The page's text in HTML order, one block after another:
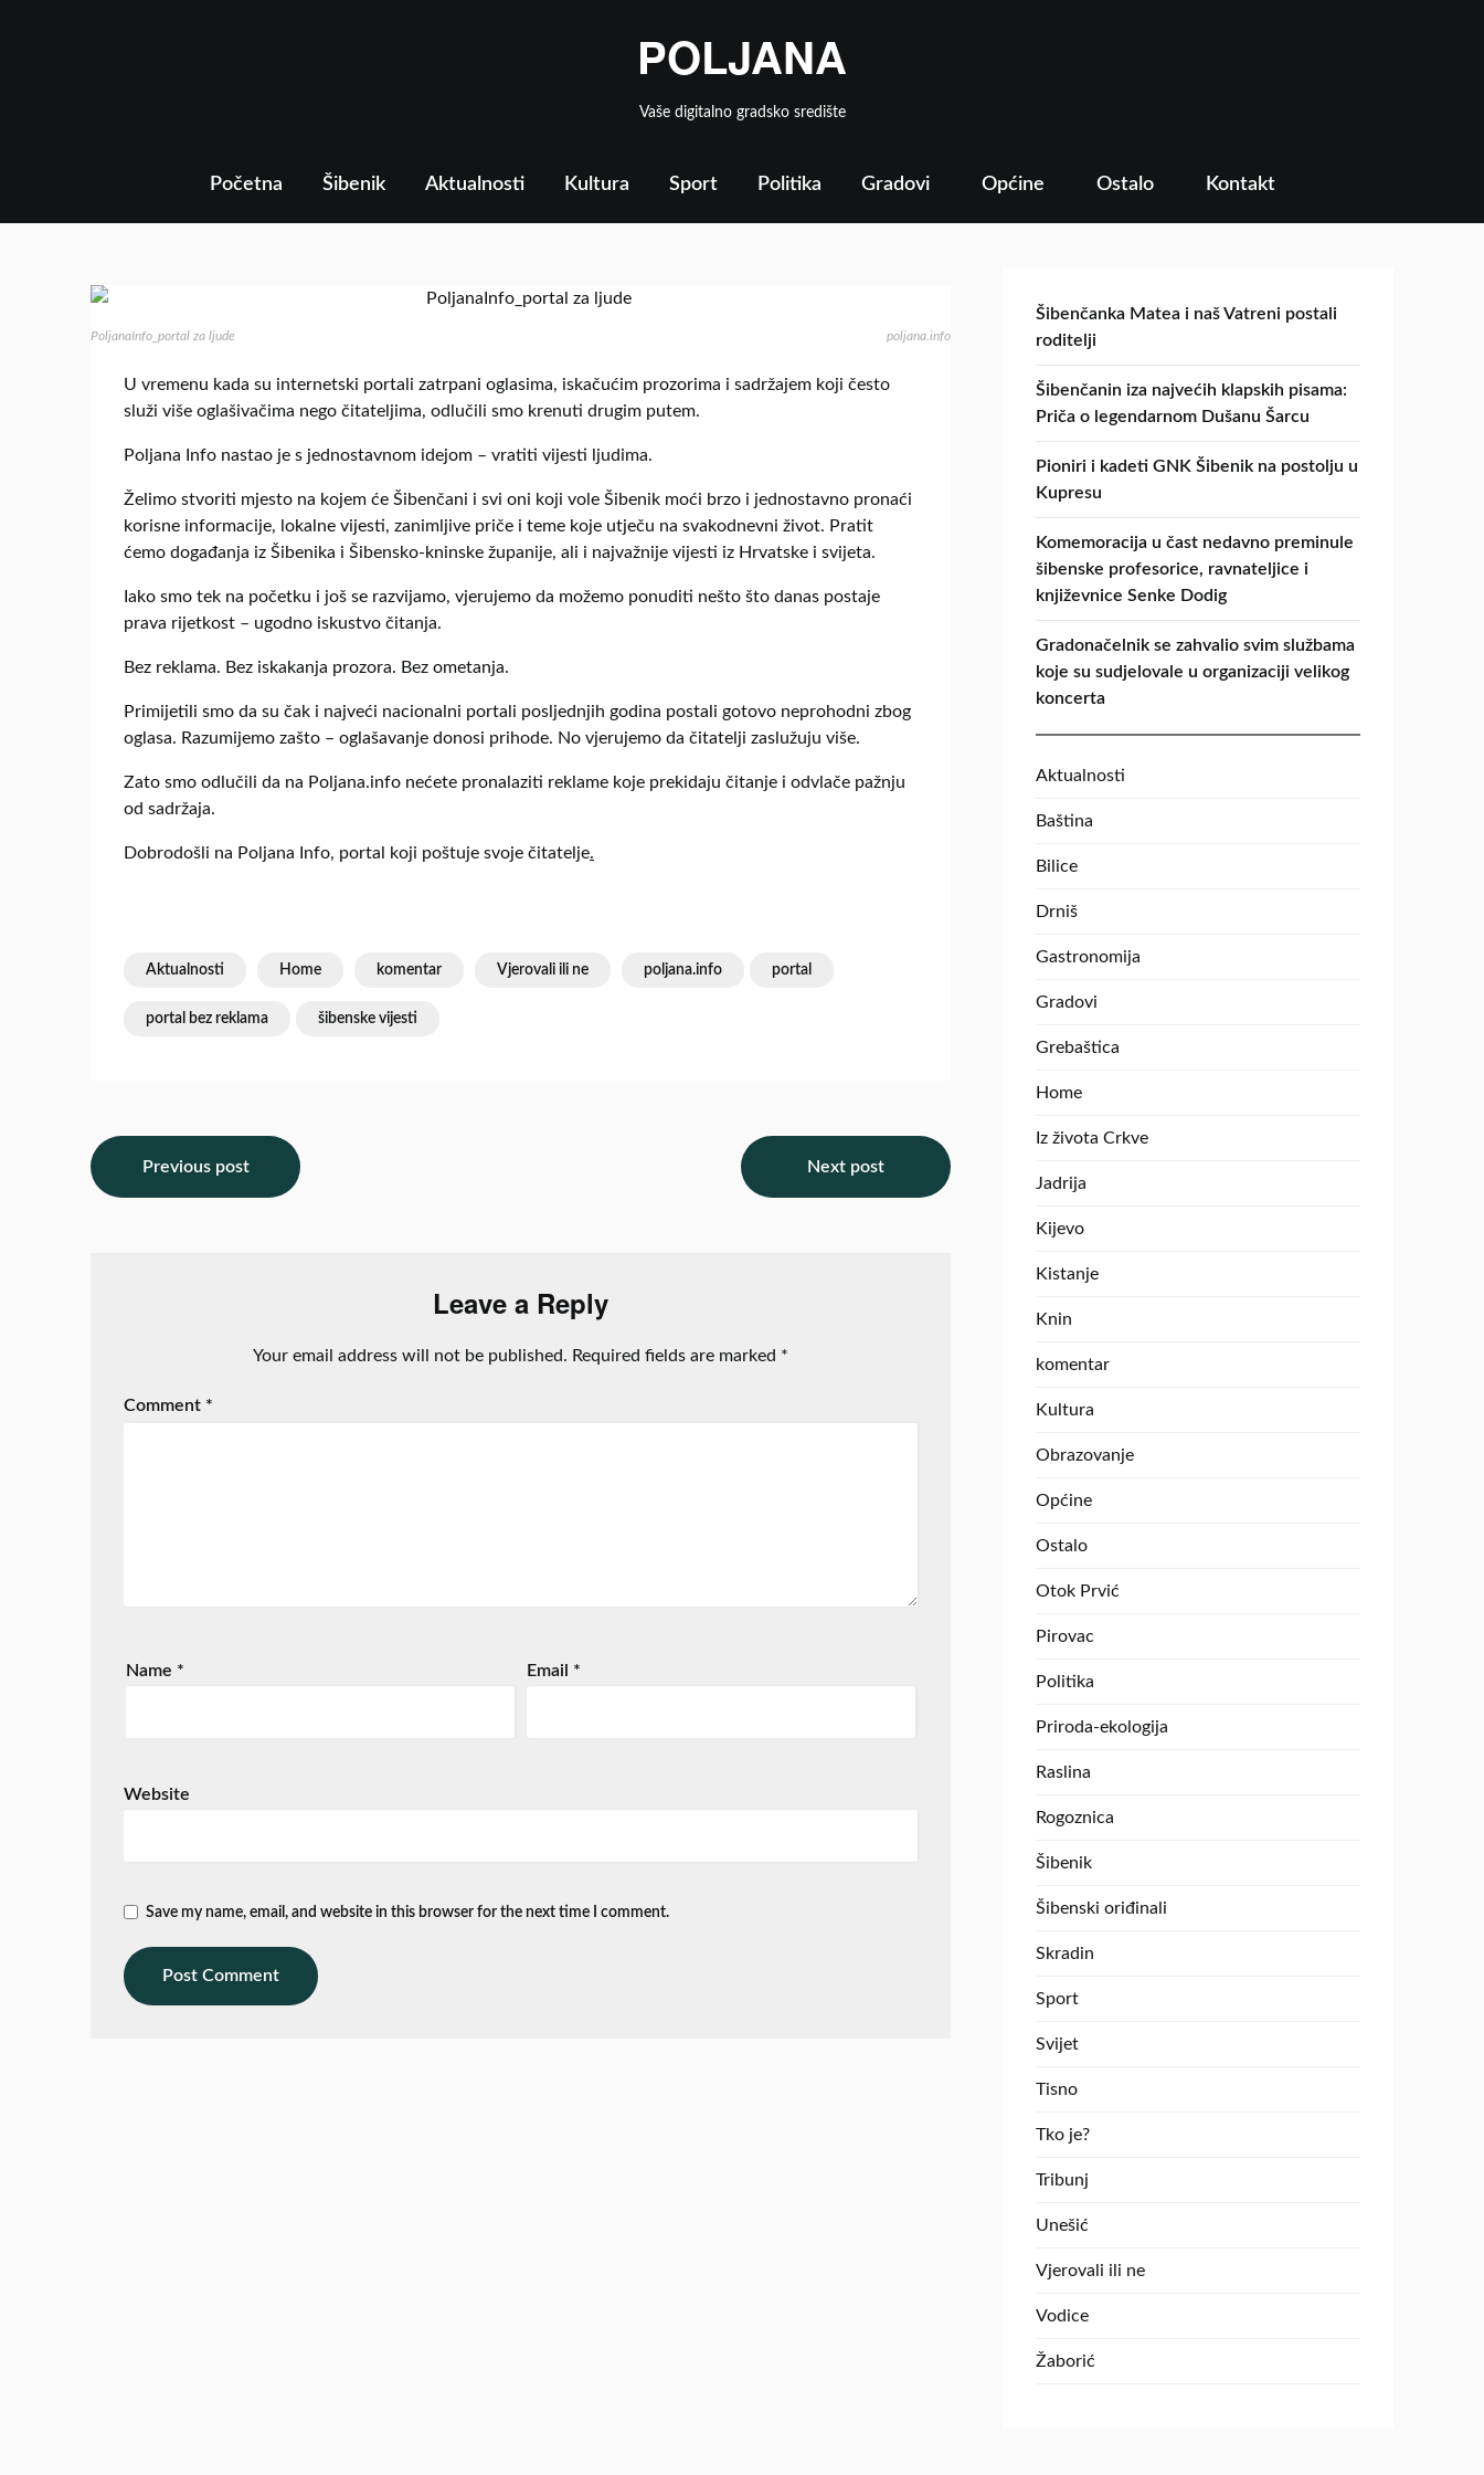
POLJANA
Vaše digitalno gradsko središte
Početna Šibenik Aktualnosti Kultura Sport Politika Gradovi Općine Ostalo Kontakt
PoljanaInfo_portal za ljude
U vremenu kada su internetski portali zatrpani oglasima, iskačućim prozorima i sadržajem koji često
služi više oglašivačima nego čitateljima, odlučili smo krenuti drugim putem.
Poljana Info nastao je s jednostavnom idejom – vratiti vijesti ljudima.
Želimo stvoriti mjesto na kojem će Šibenčani i svi oni koji vole Šibenik moći brzo i jednostavno pronaći
korisne informacije, lokalne vijesti, zanimljive priče i teme koje utječu na svakodnevni život. Pratit
ćemo događanja iz Šibenika i Šibensko-kninske županije, ali i najvažnije vijesti iz Hrvatske i svijeta.
Iako smo tek na početku i još se razvijamo, vjerujemo da možemo ponuditi nešto što danas postaje
prava rijetkost – ugodno iskustvo čitanja.
Bez reklama. Bez iskakanja prozora. Bez ometanja.
Primijetili smo da su čak i najveći nacionalni portali posljednjih godina postali gotovo neprohodni zbog
oglasa. Razumijemo zašto – oglašavanje donosi prihode. No vjerujemo da čitatelji zaslužuju više.
Zato smo odlučili da na Poljana.info nećete pronalaziti reklame koje prekidaju čitanje i odvlače pažnju
od sadržaja.
Dobrodošli na Poljana Info, portal koji poštuje svoje čitatelje.
Aktualnosti Home komentar Vjerovali ili ne poljana.info portal
portal bez reklama šibenske vijesti
Previous post Next post
Leave a Reply
Your email address will not be published. Required fields are marked *
Comment *
Name * Email *
Website
Save my name, email, and website in this browser for the next time I comment.
Šibenčanka Matea i naš Vatreni postali
roditelji
Šibenčanin iza najvećih klapskih pisama:
Priča o legendarnom Dušanu Šarcu
Pioniri i kadeti GNK Šibenik na postolju u
Kupresu
Komemoracija u čast nedavno preminule
šibenske profesorice, ravnateljice i
književnice Senke Dodig
Gradonačelnik se zahvalio svim službama
koje su sudjelovale u organizaciji velikog
koncerta
Aktualnosti
Baština
Bilice
Drniš
Gastronomija
Gradovi
Grebaštica
Home
Iz života Crkve
Jadrija
Kijevo
Kistanje
Knin
komentar
Kultura
Obrazovanje
Općine
Ostalo
Otok Prvić
Pirovac
Politika
Priroda-ekologija
Raslina
Rogoznica
Šibenik
Šibenski oriđinali
Skradin
Sport
Svijet
Tisno
Tko je?
Tribunj
Unešić
Vjerovali ili ne
Vodice
Žaborić